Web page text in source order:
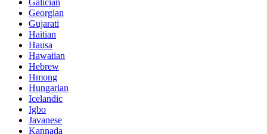
Galician
Georgian
Gujarati
Haitian
Hausa
Hawaiian
Hebrew
Hmong
Hungarian
Icelandic
Igbo
Javanese
Kannada